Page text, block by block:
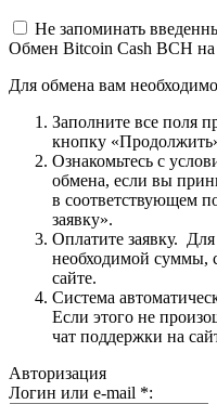
Не запоминать
Обмен Bitcoin Cash BCH на
Для обмена вам
Заполните все поля
кнопку
Ознакомьтесь с
обмена, если вы
в соответствующем
заявку».
Оплатите заявку.
необходимой суммы,
сайте.
Система
Если этого не
чат поддержки на
Авторизация
Логин или e-mail *: